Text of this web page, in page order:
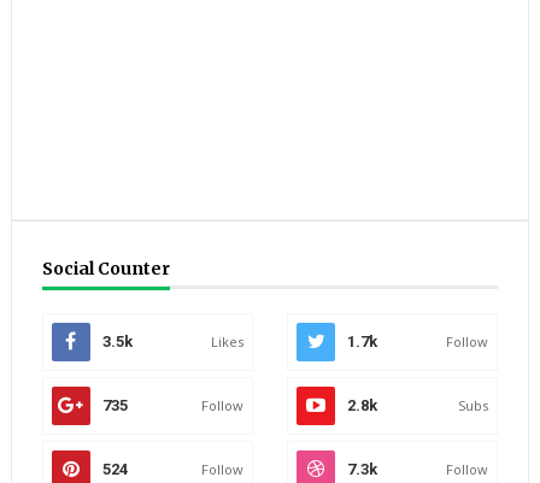
Social Counter
3.5k Likes 1.7k Follow
735 Follow 2.8k Subs
524 Follow 7.3k Follow